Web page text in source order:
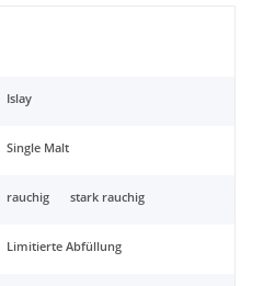
Islay
Single Malt
rauchig stark rauchig
Limitierte Abfüllung